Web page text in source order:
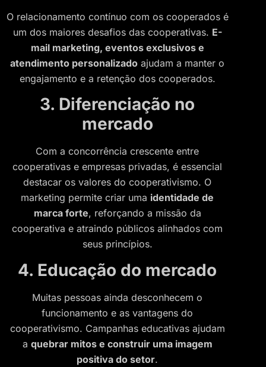
O relacionamento contínuo com os cooperados é
um dos maiores desafios das cooperativas. E-
mail marketing, eventos exclusivos e
atendimento personalizado ajudam a manter o
engajamento e a retenção dos cooperados.
3. Diferenciação no
mercado
Com a concorrência crescente entre
cooperativas e empresas privadas, é essencial
destacar os valores do cooperativismo. O
marketing permite criar uma identidade de
marca forte, reforçando a missão da
cooperativa e atraindo públicos alinhados com
seus princípios.
4. Educação do mercado
Muitas pessoas ainda desconhecem o
funcionamento e as vantagens do
cooperativismo. Campanhas educativas ajudam
a quebrar mitos e construir uma imagem
positiva do setor.